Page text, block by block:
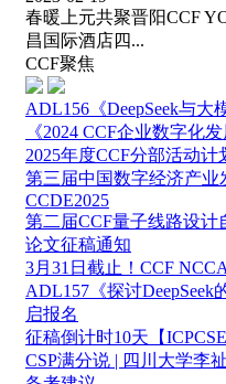
春暖上元共聚晋阳CCF
昌国际酒店四...
CCF聚焦
ADL156《DeepSeek与
《2024 CCF企业数字化
2025年度CCF分部活动
第三届中国数字经济产业
CCDE2025
第二届CCF量子线路设计
论文征稿通知
3月31日截止！CCF
ADL157《探讨
启报名
征稿倒计时10天【
CSP满分说 | 四川大学李